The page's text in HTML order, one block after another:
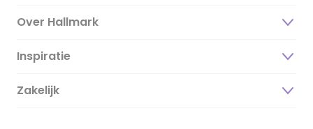
Over Hallmark
Over ons
Duurzaamheid
Inspiratie
Magazine
Zakelijk